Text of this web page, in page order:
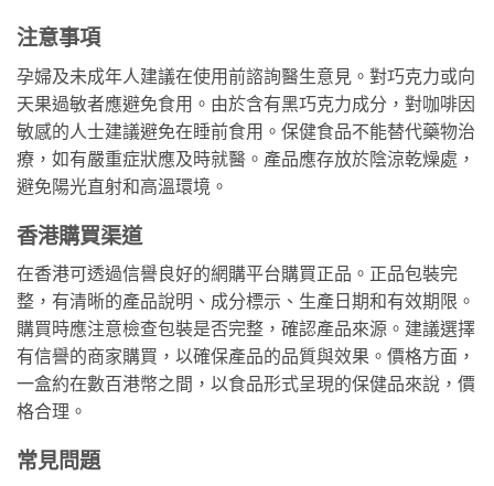
注意事項
孕婦及未成年人建議在使用前諮詢醫生意見。對巧克力或向
天果過敏者應避免食用。由於含有黑巧克力成分，對咖啡因
敏感的人士建議避免在睡前食用。保健食品不能替代藥物治
療，如有嚴重症狀應及時就醫。產品應存放於陰涼乾燥處，
避免陽光直射和高溫環境。
香港購買渠道
在香港可透過信譽良好的網購平台購買正品。正品包裝完
整，有清晰的產品說明、成分標示、生產日期和有效期限。
購買時應注意檢查包裝是否完整，確認產品來源。建議選擇
有信譽的商家購買，以確保產品的品質與效果。價格方面，
一盒約在數百港幣之間，以食品形式呈現的保健品來說，價
格合理。
常見問題